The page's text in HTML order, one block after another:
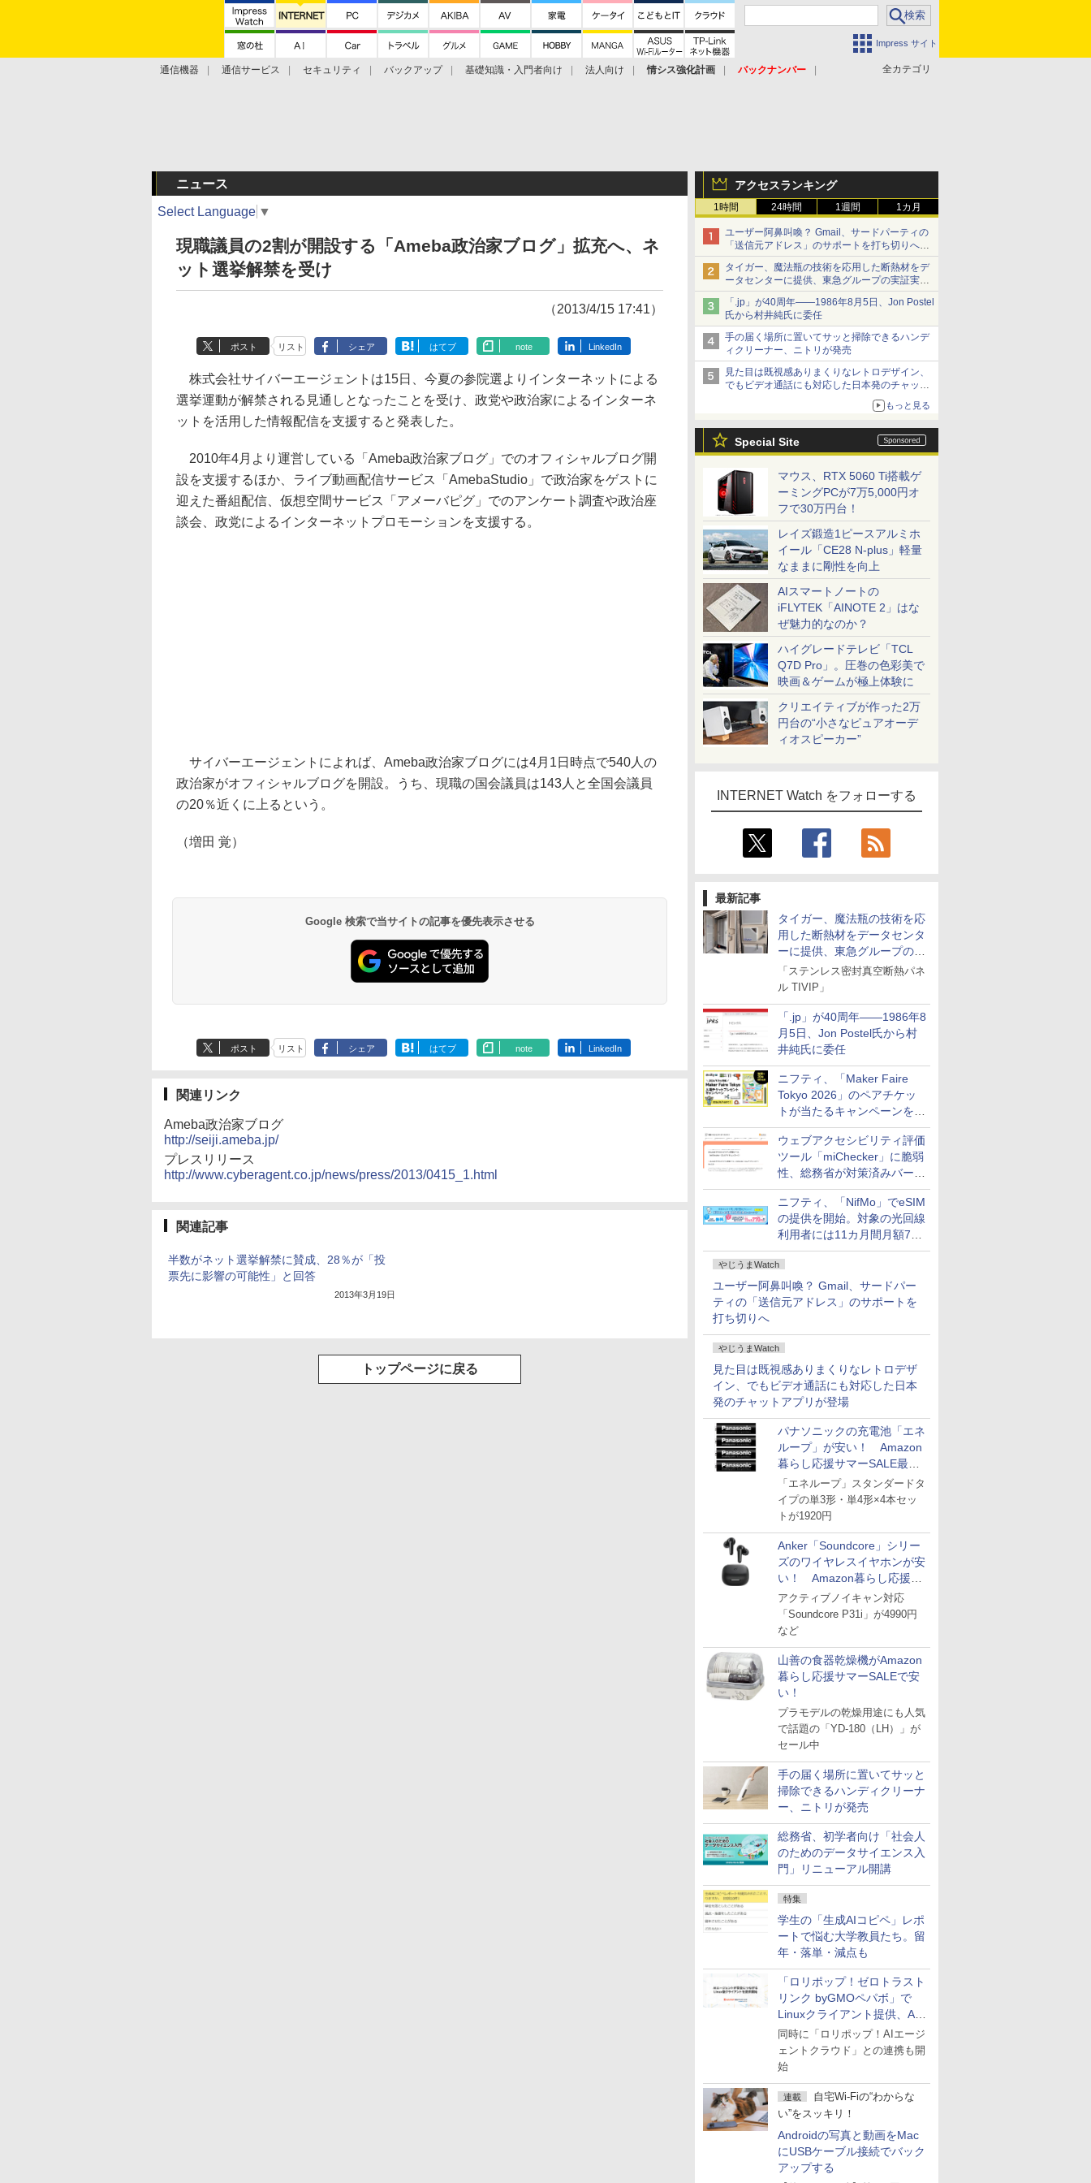
Impress サイト
全カテゴリ
通信機器 通信サービス セキュリティ バックアップ 基礎知識・入門者向け 法人向け 情シス強化計画
バックナンバー
アクセスランキング
1時間 24時間 1週間 1カ月
ユーザー阿鼻叫喚？ Gmail、サードパーティの
「送信元アドレス」のサポートを打ち切りへ
【やじうまWatch】
タイガー、魔法瓶の技術を応用した断熱材をデ
ータセンターに提供、東急グループの実証実験
で 「ステンレス密封真空断熱パネル TIVIP」
「.jp」が40周年――1986年8月5日、Jon Postel
氏から村井純氏に委任
手の届く場所に置いてサッと掃除できるハンデ
ィクリーナー、ニトリが発売
見た目は既視感ありまくりなレトロデザイン、
でもビデオ通話にも対応した日本発のチャット
もっと見る
Special Site
マウス、RTX 5060 Ti搭載ゲ
ーミングPCが7万5,000円オ
フで30万円台！
レイズ鍛造1ピースアルミホ
イール「CE28 N-plus」軽量
なままに剛性を向上
AIスマートノートの
iFLYTEK「AINOTE 2」はな
ぜ魅力的なのか？
ハイグレードテレビ「TCL
Q7D Pro」。圧巻の色彩美で
映画＆ゲームが極上体験に
クリエイティブが作った2万
円台の“小さなピュアオーデ
ィオスピーカー”
INTERNET Watch をフォローする
最新記事
タイガー、魔法瓶の技術を応
用した断熱材をデータセンタ
ーに提供、東急グループの実
証実験で
「ステンレス密封真空断熱パネ
ル TIVIP」
「.jp」が40周年――1986年8
月5日、Jon Postel氏から村
井純氏に委任
ニフティ、「Maker Faire
Tokyo 2026」のペアチケッ
トが当たるキャンペーンをX
で実施。8月16日まで
ウェブアクセシビリティ評価
ツール「miChecker」に脆弱
性、総務省が対策済みバージ
ョンへの更新を呼び掛け
ニフティ、「NifMo」でeSIM
の提供を開始。対象の光回線
利用者には11カ月間月額770
円割引のキャンペーン
やじうまWatch
ユーザー阿鼻叫喚？ Gmail、サードパー
ティの「送信元アドレス」のサポートを
打ち切りへ
やじうまWatch
見た目は既視感ありまくりなレトロデザ
イン、でもビデオ通話にも対応した日本
発のチャットアプリが登場
パナソニックの充電池「エネ
ループ」が安い！ Amazon
暮らし応援サマーSALE最終
日
「エネループ」スタンダードタ
イプの単3形・単4形×4本セッ
トが1920円
Anker「Soundcore」シリー
ズのワイヤレスイヤホンが安
い！ Amazon暮らし応援サ
マーSALE
アクティブノイキャン対応
「Soundcore P31i」が4990円
など
山善の食器乾燥機がAmazon
暮らし応援サマーSALEで安
い！
プラモデルの乾燥用途にも人気
で話題の「YD-180（LH）」が
セール中
手の届く場所に置いてサッと
掃除できるハンディクリーナ
ー、ニトリが発売
総務省、初学者向け「社会人
のためのデータサイエンス入
門」リニューアル開講
特集
学生の「生成AIコピペ」レポ
ートで悩む大学教員たち。留
年・落単・減点も
「ロリポップ！ゼロトラスト
リンク byGMOペパボ」で
Linuxクライアント提供、AI
エージェントの接続が容易に
同時に「ロリポップ！AIエージ
ェントクラウド」との連携も開
始
連載
自宅Wi-Fiの“わからな
い”をスッキリ！
Androidの写真と動画をMac
にUSBケーブル接続でバック
アップする
ニュース
Select Language ▼
現職議員の2割が開設する「Ameba政治家ブログ」拡充へ、ネ
ット選挙解禁を受け
（2013/4/15 17:41）
ポスト リスト シェア はてブ note LinkedIn
株式会社サイバーエージェントは15日、今夏の参院選よりインターネットによる
選挙運動が解禁される見通しとなったことを受け、政党や政治家によるインターネ
ットを活用した情報配信を支援すると発表した。
2010年4月より運営している「Ameba政治家ブログ」でのオフィシャルブログ開
設を支援するほか、ライブ動画配信サービス「AmebaStudio」で政治家をゲストに
迎えた番組配信、仮想空間サービス「アメーバピグ」でのアンケート調査や政治座
談会、政党によるインターネットプロモーションを支援する。
サイバーエージェントによれば、Ameba政治家ブログには4月1日時点で540人の
政治家がオフィシャルブログを開設。うち、現職の国会議員は143人と全国会議員
の20％近くに上るという。
（増田 覚）
Google 検索で当サイトの記事を優先表示させる
ポスト リスト シェア はてブ note LinkedIn
関連リンク
Ameba政治家ブログ
http://seiji.ameba.jp/
プレスリリース
http://www.cyberagent.co.jp/news/press/2013/0415_1.html
関連記事
半数がネット選挙解禁に賛成、28％が「投
票先に影響の可能性」と回答
2013年3月19日
トップページに戻る